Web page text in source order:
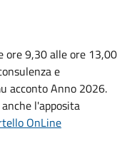
ore 9,30 alle ore 13,00
e
acconto Anno 2026.
l'apposita
OnLine